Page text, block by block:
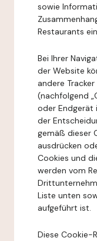
sowie
Restaurants
Bei Ihrer
der Website
andere
(nachfolgend
oder Endgerät
der
gemäß dieser
ausdrücken
Cookies und
werden vom
Liste unten
aufgeführt ist.
Diese Cookie-